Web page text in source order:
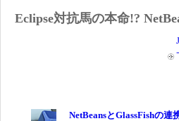
Eclipse対抗馬の本命!?
NetBeansとGlassFishの連